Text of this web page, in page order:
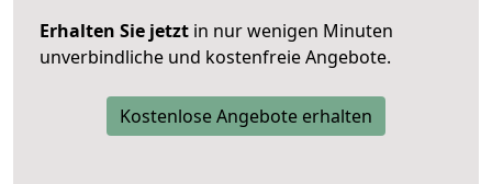
Erhalten Sie jetzt in nur wenigen Minuten
unverbindliche und kostenfreie Angebote.
Kostenlose Angebote erhalten